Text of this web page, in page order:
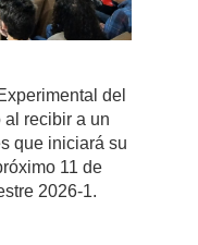
del
recibir a un
que iniciará su
11 de
2026-1.